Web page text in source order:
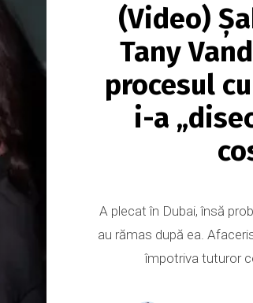
(Video)
Tany
procesul
i-a
A plecat în Dubai, însă
au rămas după ea.
împotriva tuturor